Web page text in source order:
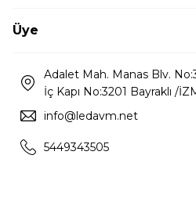
Üye
Adalet Mah. Manas Blv.
İç Kapı No:3201 Bayraklı /
info@ledavm.net
5449343505